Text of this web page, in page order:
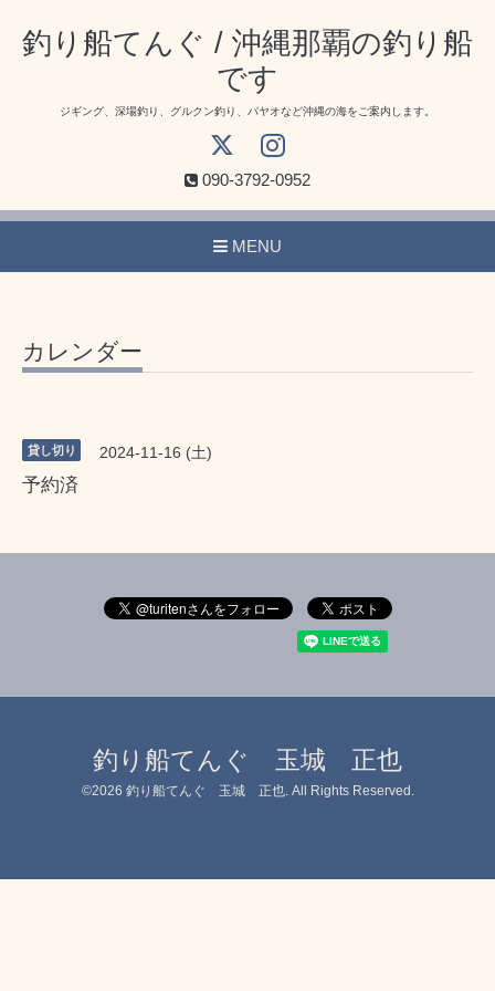
釣り船てんぐ / 沖縄那覇の釣り船
です
ジギング、深場釣り、グルクン釣り、パヤオなど沖縄の海をご案内します。
090-3792-0952
MENU
カレンダー
貸し切り 2024-11-16 (土)
予約済
釣り船てんぐ 玉城 正也
©2026 釣り船てんぐ 玉城 正也. All Rights Reserved.